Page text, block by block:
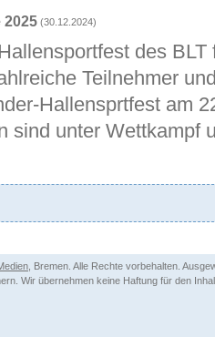
2025 (30.12.2024)
des
Teilnehmer
Hallensprtfest am
sind unter Wettkampf
, Bremen. Alle Rechte vorbehalten.
Wir übernehmen keine Haftung für den